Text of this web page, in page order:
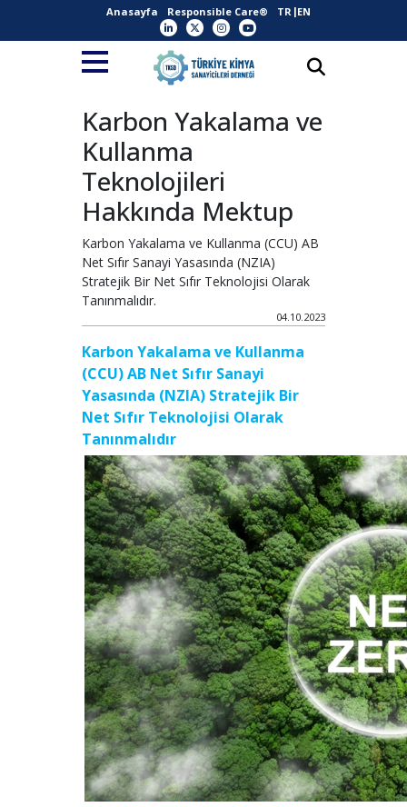
Anasayfa Responsible Care® TR EN
Karbon Yakalama ve
Kullanma
Teknolojileri
Hakkında Mektup
Karbon Yakalama ve Kullanma (CCU) AB
Net Sıfır Sanayi Yasasında (NZIA)
Stratejik Bir Net Sıfır Teknolojisi Olarak
Tanınmalıdır.
04.10.2023
Karbon Yakalama ve Kullanma
(CCU) AB Net Sıfır Sanayi
Yasasında (NZIA) Stratejik Bir
Net Sıfır Teknolojisi Olarak
Tanınmalıdır